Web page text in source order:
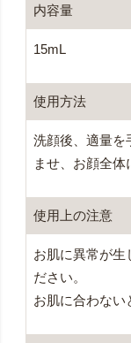
内容量
15mL
使用方法
洗顔後、適量を
ませ、お顔全体
使用上の注意
お肌に異常が生
ださい。
お肌に合わない